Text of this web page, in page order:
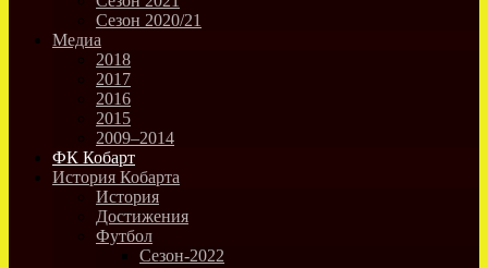
Сезон 2020/21
Медиа
2018
2017
2016
2015
2009–2014
ФК Кобарт
История Кобарта
История
Достижения
Футбол
Сезон-2022